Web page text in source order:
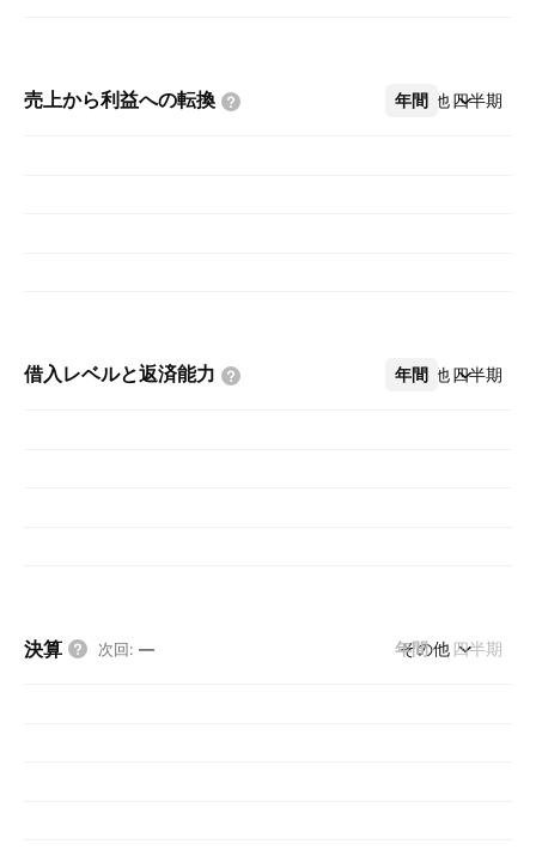
売上から利益への転換 年間 四半期
その他
借入レベルと返済能力 年間 四半期
その他
決算 次回: — 年間 四半期
その他